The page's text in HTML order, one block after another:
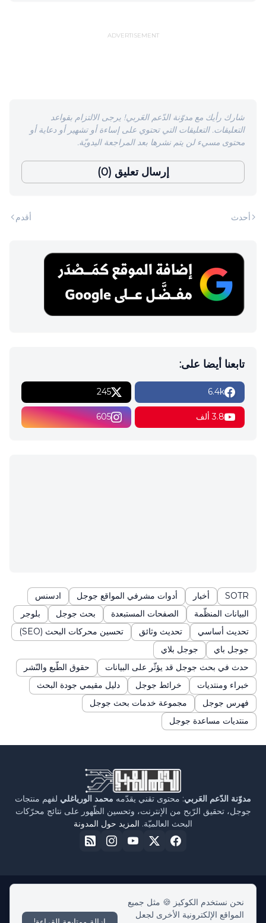
ADVERTISEMENT
شارك رأيك مع مدوّنة الدّعم العَربي! يرجى الالتزام بقواعد
التعليقات. التعليقات التي تحتوي على إساءة أو تشهير أو دعاية أو
محتوى مسيء لن يتم نشرها بعد المراجعة اليدويّة.
إرسال تعليق (0)
أحدث أقدم
تابعنا أيضا على:
6.4k
245
3.8 ألف 605
SOTR أخبار أدوات مشرفي المواقع جوجل
ادسنس
البيانات المنظّمة
الصفحات المستبعدة بحث جوجل
بلوجر
تحديث أساسي
تحديث وثائق
تحسين محركات البحث (SEO)
جوجل باي
جوجل بلاي
حدث في بحث جوجل قد يؤثّر على البيانات
حقوق الطّبع والنّشر
خبراء ومنتديات
خرائط جوجل
دليل مقيمي جودة البحث
فهرس جوجل
مجموعة خدمات بحث جوجل
منتديات مساعدة جوجل
مدوّنة الدّعم العَربي: محتوى تقني يقدّمه محمد الورياغلي لفهم منتجات
جوجل، تحقيق الرّبح من الإنترنت، وتحسين الظّهور على نتائج محرّكات
البحث العالميّة. المزيد حول المدونة
الرئيسيةحول مدوّنة الدّعم العربيسياسة الخصوصية
اتّصل بنا
نحن نستخدم الكوكيز 🍪 مثل جميع
المواقع الإلكترونية الأخرى لجعل